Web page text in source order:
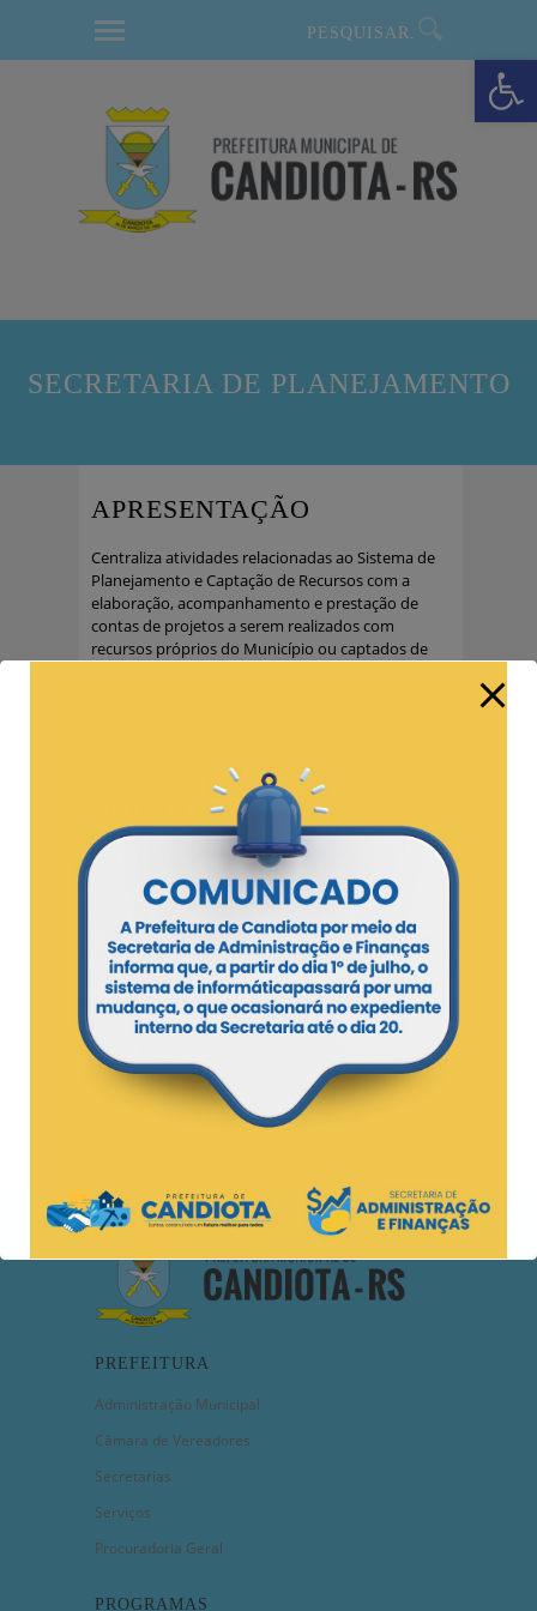
Barra de Ferramentas Aberta
SECRETARIA DE PLANEJAMENTO
APRESENTAÇÃO
Centraliza atividades relacionadas ao Sistema de
Planejamento e Captação de Recursos com a
elaboração, acompanhamento e prestação de
contas de projetos a serem realizados com
recursos próprios do Município ou captados de
compra para aquisição de bens.
SETORES
Licitação, Tecnologia da Informação, Compras
CONTATOS
Secretário: Pâmela Medeiros
E-mail:sec-planejamento@candiota.rs.gov.br
Telefones de contato:(53) 32458020
Horário de funcionamento: (8h às 17h00)
Endereço:
Guimarães, 250
PREFEITURA
Administração Municipal
Câmara de Vereadores
Secretarias
Serviços
Procuradoria Geral
PROGRAMAS